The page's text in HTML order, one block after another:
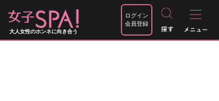
大人女性のホンネに向き合う
ログイン
会員登録